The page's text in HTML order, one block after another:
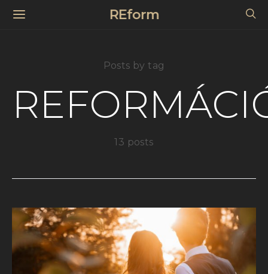
REform
Posts by tag
13 posts